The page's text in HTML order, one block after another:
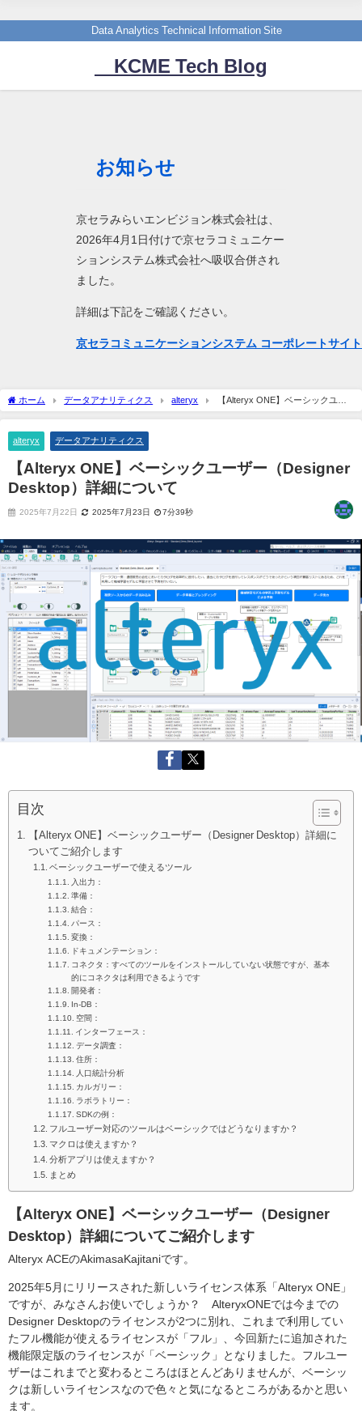
Data Analytics Technical Information Site
KCME Tech Blog
お知らせ
京セラみらいエンビジョン株式会社は、
2026年4月1日付けで京セラコミュニケー
ションシステム株式会社へ吸収合併され
ました。
詳細は下記をご確認ください。
京セラコミュニケーションシステム コーポレートサイ
ホーム データアナリティクス alteryx
【Alteryx ONE】ベーシックユー
ザー（Designer Desktop）詳細について
alteryx データアナリティクス
【Alteryx ONE】ベーシックユーザー（Designer
Desktop）詳細について
2025年7月22日 2025年7月23日 7分39秒
目次
【Alteryx ONE】ベーシックユーザー（Designer Desktop）詳細に
ついてご紹介します
ベーシックユーザーで使えるツール
入出力：
準備：
結合：
パース：
変換：
ドキュメンテーション：
コネクタ：すべてのツールをインストールしていない状態ですが、基本
的にコネクタは利用できるようです
開発者：
In-DB：
空間：
インターフェース：
データ調査：
住所：
人口統計分析
カルガリー：
ラボラトリー：
SDKの例：
フルユーザー対応のツールはベーシックではどうなりますか？
マクロは使えますか？
分析アプリは使えますか？
まとめ
【Alteryx ONE】ベーシックユーザー（Designer
Desktop）詳細についてご紹介します
Alteryx ACEのAkimasaKajitaniです。
2025年5月にリリースされた新しいライセンス体系「Alteryx ONE」
ですが、みなさんお使いでしょうか？ AlteryxONEでは今までの
Designer Desktopのライセンスが2つに別れ、これまで利用してい
たフル機能が使えるライセンスが「フル」、今回新たに追加された
機能限定版のライセンスが「ベーシック」となりました。フルユー
ザーはこれまでと変わるところはほとんどありませんが、ベーシッ
クは新しいライセンスなので色々と気になるところがあるかと思い
ます。